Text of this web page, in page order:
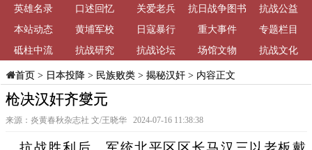
英雄名录
口述回忆 关爱老兵
抗日战争图书
馆
抗战公益
本站动态
黄埔军校 日寇暴行 重大事件
专题栏目
砥柱中流
抗战研究 抗战论坛 场馆文物 抗战文化
首页> 日本投降> 民族败类> 揭秘汉奸> 内容正文
枪决汉奸齐燮元
来源：炎黄春秋杂志社 文/王晓华 2024-07-16 11:38:38